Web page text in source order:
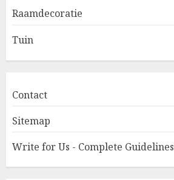
Raamdecoratie
Tuin
Contact
Sitemap
Write for Us - Complete Guidelines